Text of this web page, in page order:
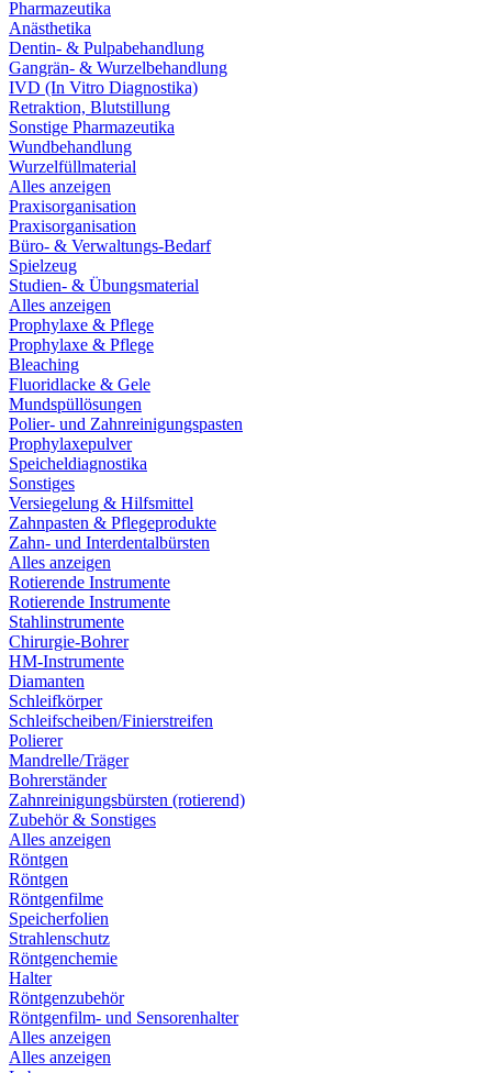
Pharmazeutika
Anästhetika
Dentin- & Pulpabehandlung
Gangrän- & Wurzelbehandlung
IVD (In Vitro Diagnostika)
Retraktion, Blutstillung
Sonstige Pharmazeutika
Wundbehandlung
Wurzelfüllmaterial
Alles anzeigen
Praxisorganisation
Praxisorganisation
Büro- & Verwaltungs-Bedarf
Spielzeug
Studien- & Übungsmaterial
Alles anzeigen
Prophylaxe & Pflege
Prophylaxe & Pflege
Bleaching
Fluoridlacke & Gele
Mundspüllösungen
Polier- und Zahnreinigungspasten
Prophylaxepulver
Speicheldiagnostika
Sonstiges
Versiegelung & Hilfsmittel
Zahnpasten & Pflegeprodukte
Zahn- und Interdentalbürsten
Alles anzeigen
Rotierende Instrumente
Rotierende Instrumente
Stahlinstrumente
Chirurgie-Bohrer
HM-Instrumente
Diamanten
Schleifkörper
Schleifscheiben/Finierstreifen
Polierer
Mandrelle/Träger
Bohrerständer
Zahnreinigungsbürsten (rotierend)
Zubehör & Sonstiges
Alles anzeigen
Röntgen
Röntgen
Röntgenfilme
Speicherfolien
Strahlenschutz
Röntgenchemie
Halter
Röntgenzubehör
Röntgenfilm- und Sensorenhalter
Alles anzeigen
Alles anzeigen